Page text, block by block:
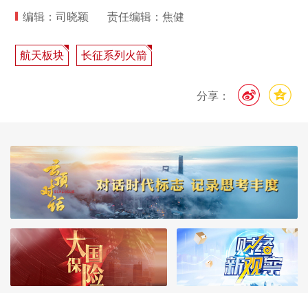
编辑：司晓颖 责任编辑：焦健
航天板块 长征系列火箭
分享：